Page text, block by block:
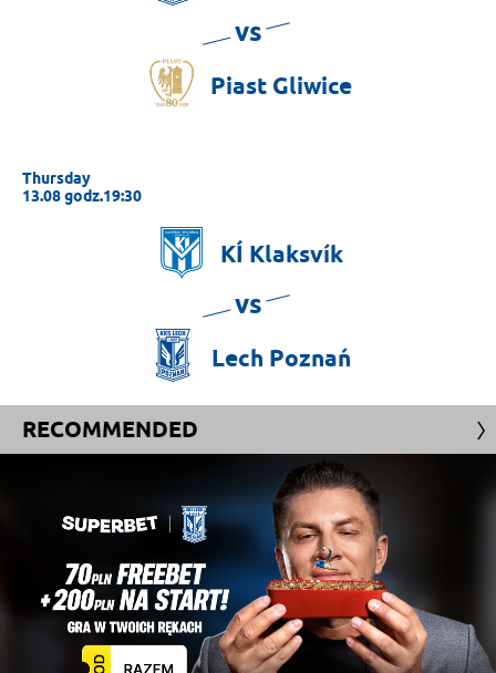
vs
Piast Gliwice
Thursday
13.08 godz.19:30
KÍ Klaksvík
vs
Lech Poznań
RECOMMENDED